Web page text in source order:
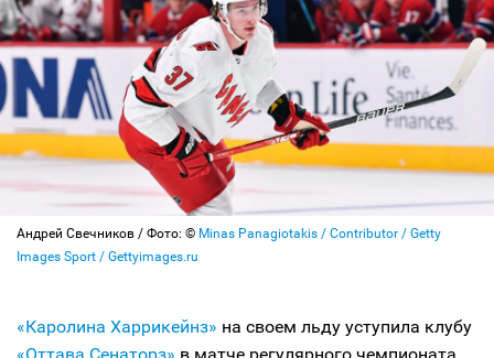
Андрей Свечников / Фото: © Minas Panagiotakis / Contributor / Getty
Images Sport / Gettyimages.ru
«Каролина Харрикейнз» на своем льду уступила клубу